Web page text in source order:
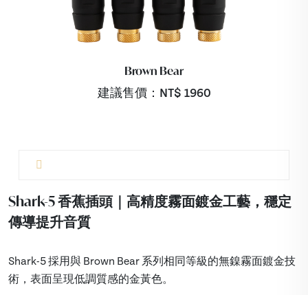
Brown Bear
建議售價：NT$ 1960
Shark-5 香蕉插頭｜高精度霧面鍍金工藝，穩定
傳導提升音質
Shark-5 採用與 Brown Bear 系列相同等級的無鎳霧面鍍金技
術，表面呈現低調質感的金黃色。